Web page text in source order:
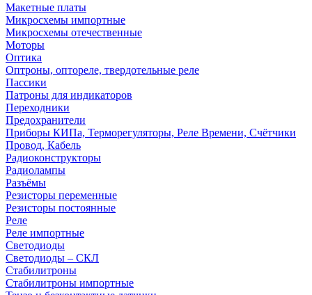
Макетные платы
Микросхемы импортные
Микросхемы отечественные
Моторы
Оптика
Оптроны, оптореле, твердотельные реле
Пассики
Патроны для индикаторов
Переходники
Предохранители
Приборы КИПа, Терморегуляторы, Реле Времени, Счётчики
Провод, Кабель
Радиоконструкторы
Радиолампы
Разъёмы
Резисторы переменные
Резисторы постоянные
Реле
Реле импортные
Светодиоды
Светодиоды – СКЛ
Стабилитроны
Стабилитроны импортные